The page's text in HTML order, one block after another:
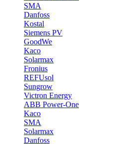
SMA
Danfoss
Kostal
Siemens PV
GoodWe
Kaco
Solarmax
Fronius
REFUsol
Sungrow
Victron Energy
ABB Power-One
Kaco
SMA
Solarmax
Danfoss